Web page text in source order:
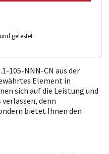
getestet
105-NNN-CN aus der
Element in
sich auf die Leistung und
denn
bietet Ihnen den